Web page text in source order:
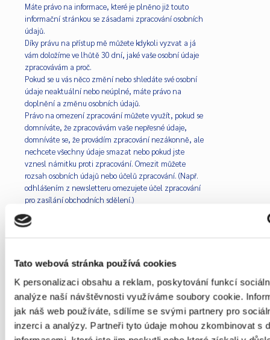
Tato webová stránka používá cookies
K personalizaci obsahu a reklam, poskytování funkcí
analýze naší návštěvnosti využíváme soubory cookie.
jak náš web používáte, sdílíme se svými partnery pro
inzerci a analýzy. Partneři tyto údaje mohou zkombinovat s
Máte právo na informace, které je plněno již touto
informační stránkou se zásadami zpracování osobních
údajů.
Díky právu na přístup mě můžete kdykoli vyzvat a já
vám doložíme ve lhůtě 30 dní, jaké vaše osobní údaje
zpracovávám a proč.
Pokud se u vás něco změní nebo shledáte své osobní
údaje neaktuální nebo neúplné, máte právo na
doplnění a změnu osobních údajů.
Právo na omezení zpracování můžete využít, pokud se
domníváte, že zpracovávám vaše nepřesné údaje,
domníváte se, že provádím zpracování nezákonně, ale
nechcete všechny údaje smazat nebo pokud jste
vznesl námitku proti zpracování. Omezit můžete
rozsah osobních údajů nebo účelů zpracování. (Např.
odhlášením z newsletteru omezujete účel zpracování
pro zasílání obchodních sdělení.)
někomu jinému, budeme postupovat stejně jako při
informace dodám ve strojově čitelné podobě. Tady
potřebuji alespoň 30 dní.